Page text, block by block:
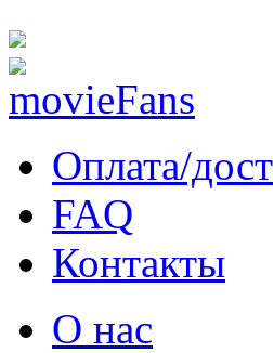
Оплата/
FAQ
Контакты
О нас